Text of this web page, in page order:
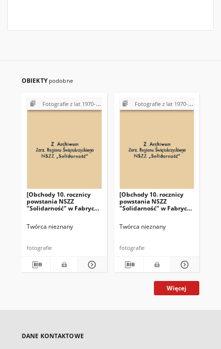
OBIEKTY podobne
Fotografie z lat 1970-1996
[Obchody 10. rocznicy
powstania NSZZ
"Solidarność" w Fabryce
Twórca nieznany
fotografie
Fotografie z lat 1970-1996
[Obchody 10. rocznicy
powstania NSZZ
"Solidarność" w Fabryce
Twórca nieznany
fotografie
Więcej
DANE KONTAKTOWE